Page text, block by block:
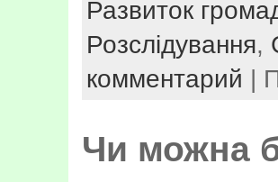
Развиток
Розслідування,
комментарий |
Чи можна